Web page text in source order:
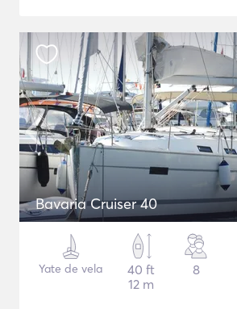
Bavaria Cruiser 40
Yate de vela
40 ft
12 m
8